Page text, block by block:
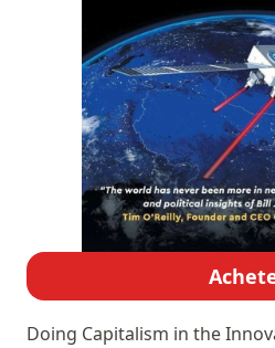
Doing Capitalism in the